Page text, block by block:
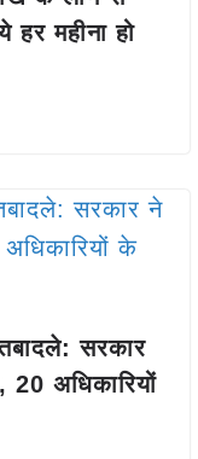
महीना हो
सरकार
अधिकारियों